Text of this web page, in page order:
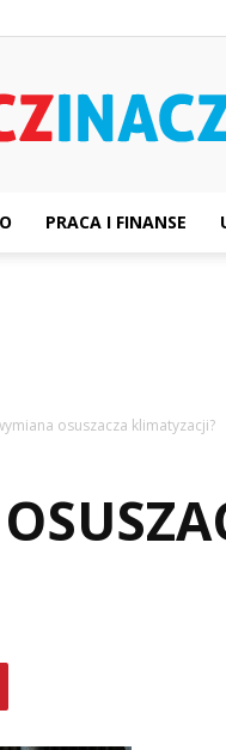
BydgoszczInaczej.pl
PRACA I FINANSE
osuszacza klimatyzacji?